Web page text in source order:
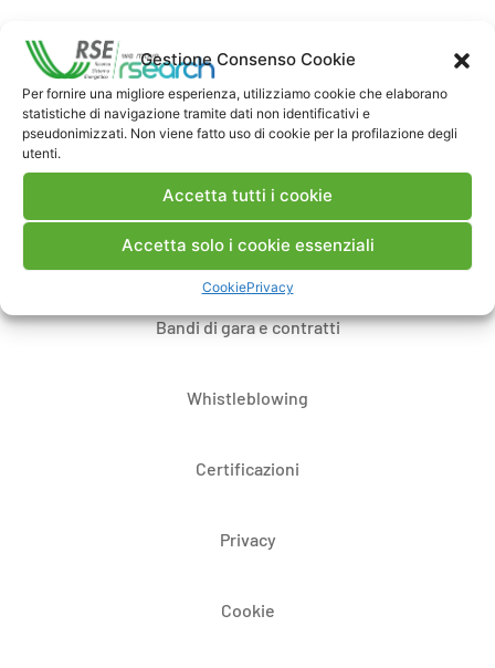
Gestione Consenso Cookie
Per fornire una migliore esperienza, utilizziamo cookie che elaborano
statistiche di navigazione tramite dati non identificativi e
pseudonimizzati. Non viene fatto uso di cookie per la profilazione degli
utenti.
Accetta tutti i cookie
Accetta solo i cookie essenziali
CookiePrivacy
Contatti
Note Legali
Dove siamo
Bandi di gara e contratti
Whistleblowing
Certificazioni
Privacy
Cookie